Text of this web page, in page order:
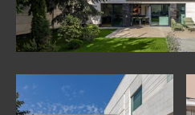
ՊԱՏՈՒՀԱՆՆԵՐ
ԱՊԱԿԵ
ԿՈՆՍՏՐՈՒԿՑԻԱՆԵՐ
ՖԱՍԱԴԱՅԻՆ